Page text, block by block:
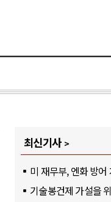
최신기사
미 재무부, 엔화 방
기술봉건제 가설을